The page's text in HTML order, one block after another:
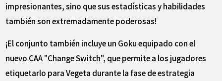
impresionantes, sino que sus estadísticas y habilidades
también son extremadamente poderosas!
¡El conjunto también incluye un Goku equipado con el
nuevo CAA "Change Switch", que permite a los jugadores
etiquetarlo para Vegeta durante la fase de estrategia